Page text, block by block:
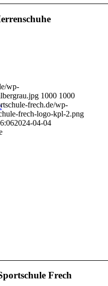
wp-
1000 1000
frech.de/wp-
frech-logo-kpl-2.png
2024-04-04
Frech